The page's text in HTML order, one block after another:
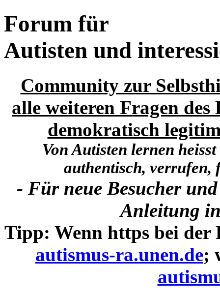
Forum für
Autisten und
Community zur
alle weiteren Fragen
demokratisch
Von Autisten lernen
authentisch, verrufen,
- Für neue Besucher
Anleitung
Tipp: Wenn https bei der
autismus-ra.unen.de;